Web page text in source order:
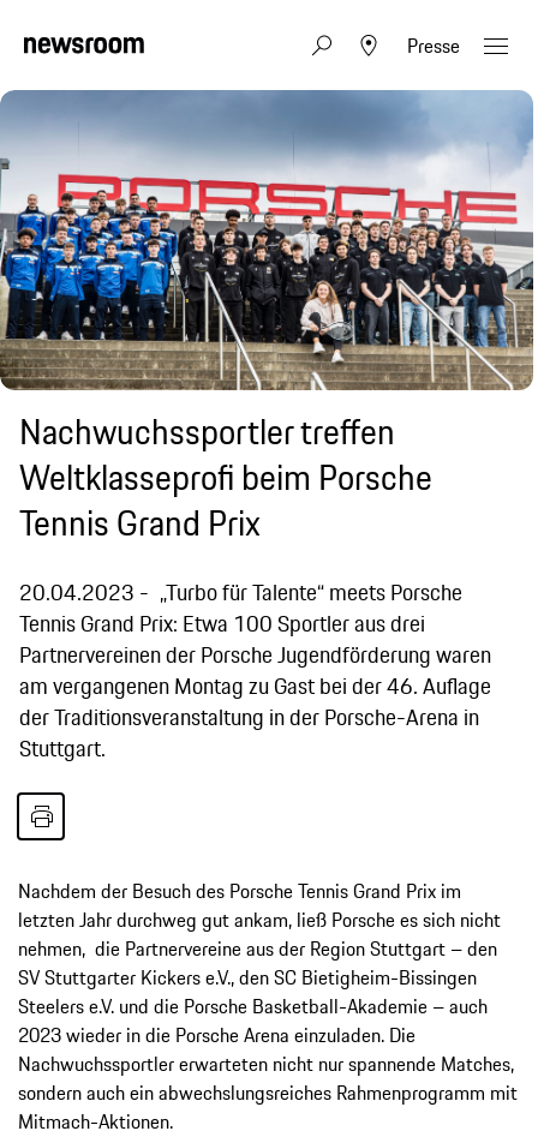
Presse
Nachwuchssportler treffen
Weltklasseprofi beim Porsche
Tennis Grand Prix
20.04.2023
„Turbo für Talente“ meets Porsche
Tennis Grand Prix: Etwa 100 Sportler aus drei
Partnervereinen der Porsche Jugendförderung waren
am vergangenen Montag zu Gast bei der 46. Auflage
der Traditionsveranstaltung in der Porsche-Arena in
Stuttgart.
Nachdem der Besuch des Porsche Tennis Grand Prix im
letzten Jahr durchweg gut ankam, ließ Porsche es sich nicht
nehmen, die Partnervereine aus der Region Stuttgart – den
SV Stuttgarter Kickers e.V., den SC Bietigheim-Bissingen
Steelers e.V. und die Porsche Basketball-Akademie – auch
2023 wieder in die Porsche Arena einzuladen. Die
Nachwuchssportler erwarteten nicht nur spannende Matches,
sondern auch ein abwechslungsreiches Rahmenprogramm mit
Mitmach-Aktionen.